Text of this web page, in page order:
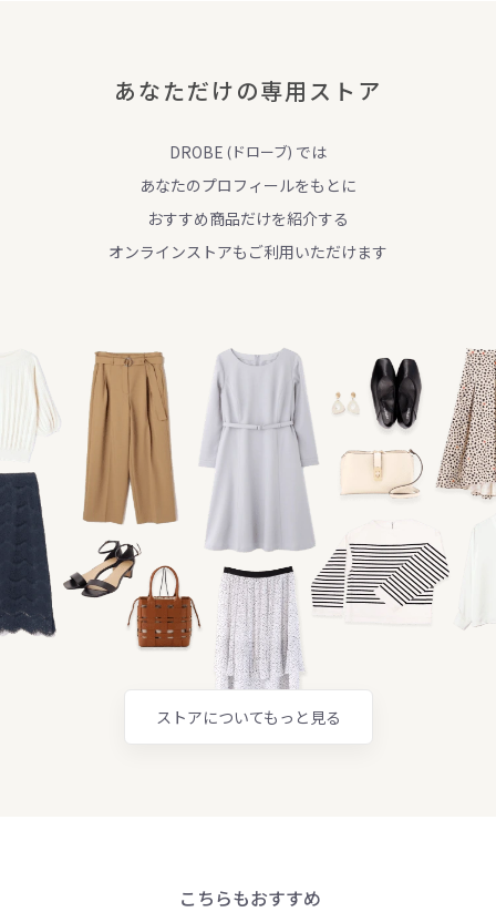
あなただけの専用ストア
DROBE (ドローブ) では
あなたのプロフィールをもとに
おすすめ商品だけを紹介する
オンラインストアもご利用いただけます
ストアについてもっと見る
こちらもおすすめ